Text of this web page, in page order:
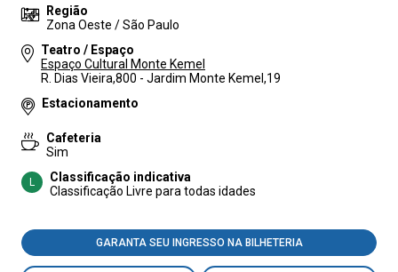
Região
Zona Oeste / São Paulo
Teatro / Espaço
Espaço Cultural Monte Kemel
R. Dias Vieira,800 - Jardim Monte Kemel,19
Estacionamento
Cafeteria
Sim
L
Classificação indicativa
Classificação Livre para todas idades
GARANTA SEU INGRESSO NA BILHETERIA